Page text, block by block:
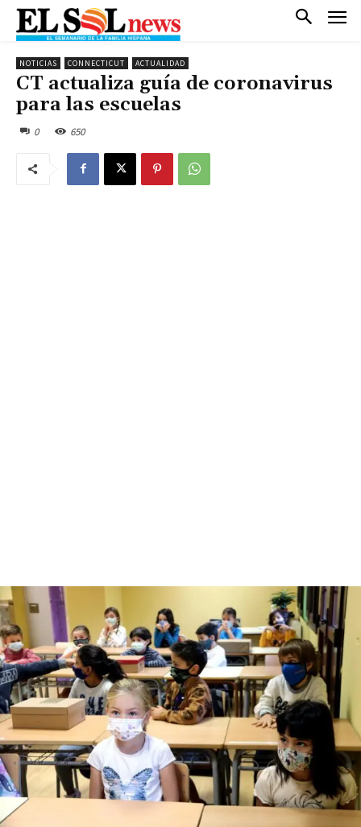
NOTICIAS CONNECTICUT ACTUALIDAD
CT actualiza guía de coronavirus
para las escuelas
0 650